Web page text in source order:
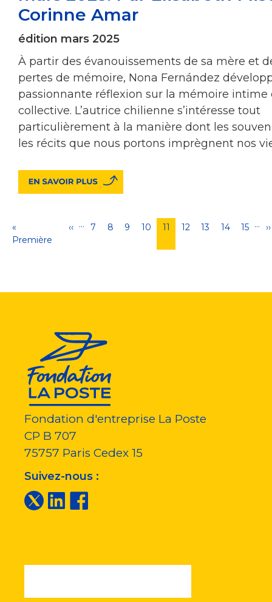
Corinne Amar
édition mars 2025
À partir des évanouissements de sa mère et
pertes de mémoire, Nona Fernández
passionnante réflexion sur la mémoire intime
collective. L’autrice chilienne s’intéresse tout
particulièrement à la manière dont les
les récits que nous portons imprègnent nos
Pagination
Première
page
«
Première
Page
‹‹ … Page
7 Page
8 Page
9 Page
10
Page
11 Page
12 Page
13 Page
14 Page
15 … ››
Fondation d'entreprise La Poste
CP B 707
75757 Paris Cedex 15
Suivez-nous :